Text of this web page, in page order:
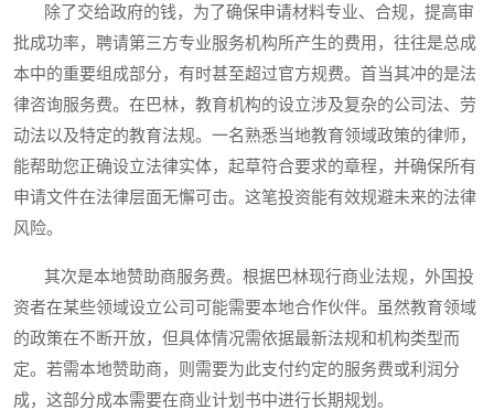
除了交给政府的钱，为了确保申请材料专业、合规，提高审
批成功率，聘请第三方专业服务机构所产生的费用，往往是总成
本中的重要组成部分，有时甚至超过官方规费。首当其冲的是法
律咨询服务费。在巴林，教育机构的设立涉及复杂的公司法、劳
动法以及特定的教育法规。一名熟悉当地教育领域政策的律师，
能帮助您正确设立法律实体，起草符合要求的章程，并确保所有
申请文件在法律层面无懈可击。这笔投资能有效规避未来的法律
风险。
其次是本地赞助商服务费。根据巴林现行商业法规，外国投
资者在某些领域设立公司可能需要本地合作伙伴。虽然教育领域
的政策在不断开放，但具体情况需依据最新法规和机构类型而
定。若需本地赞助商，则需要为此支付约定的服务费或利润分
成，这部分成本需要在商业计划书中进行长期规划。